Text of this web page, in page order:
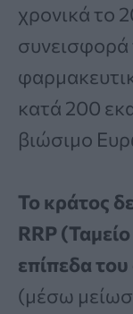
χρονικά το
συνεισφορά
κατά 200
βιώσιμο
Το κράτος
RRP
επίπεδα
(μέσω